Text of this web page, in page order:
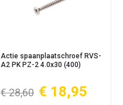
Actie spaanplaatschroef RVS-
A2 PK PZ-2 4.0x30 (400)
€ 28,60 € 18,95